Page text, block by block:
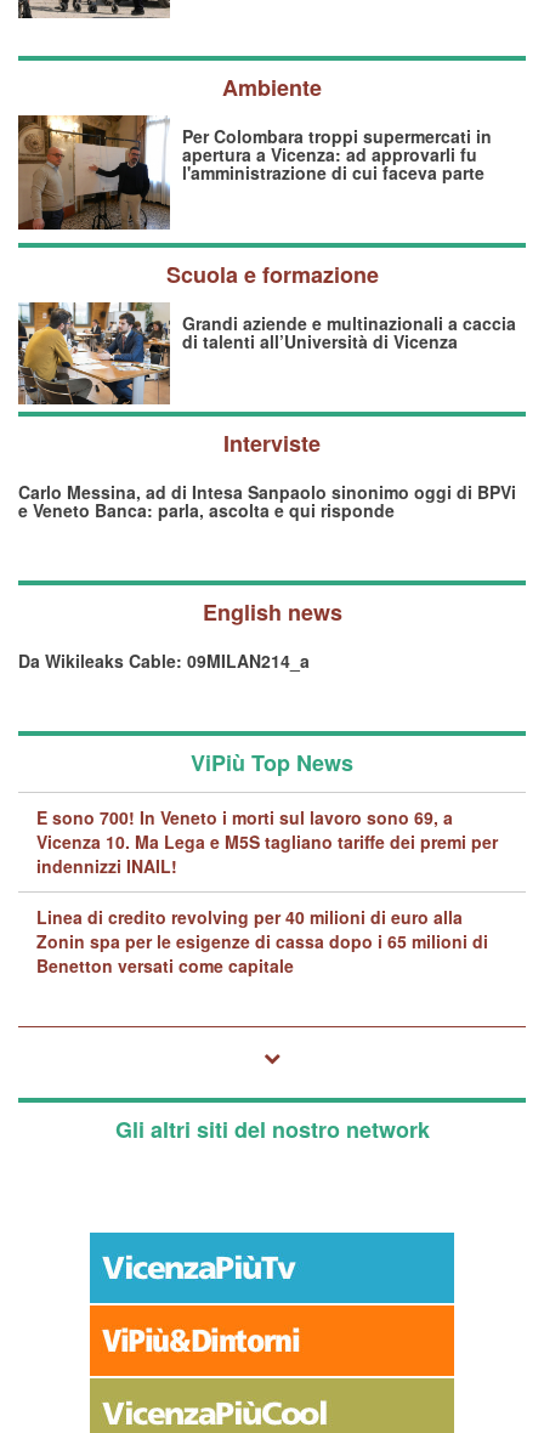
Ambiente
Per Colombara troppi supermercati in
apertura a Vicenza: ad approvarli fu
l'amministrazione di cui faceva parte
Scuola e formazione
Grandi aziende e multinazionali a caccia
di talenti all’Università di Vicenza
Interviste
Carlo Messina, ad di Intesa Sanpaolo sinonimo oggi di BPVi
e Veneto Banca: parla, ascolta e qui risponde
English news
Da Wikileaks Cable: 09MILAN214_a
ViPiù Top News
E sono 700! In Veneto i morti sul lavoro sono 69, a
Vicenza 10. Ma Lega e M5S tagliano tariffe dei premi per
indennizzi INAIL!
Linea di credito revolving per 40 milioni di euro alla
Zonin spa per le esigenze di cassa dopo i 65 milioni di
Benetton versati come capitale
Gli altri siti del nostro network